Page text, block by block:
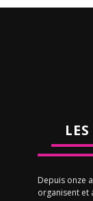
Depuis onze
organisent et